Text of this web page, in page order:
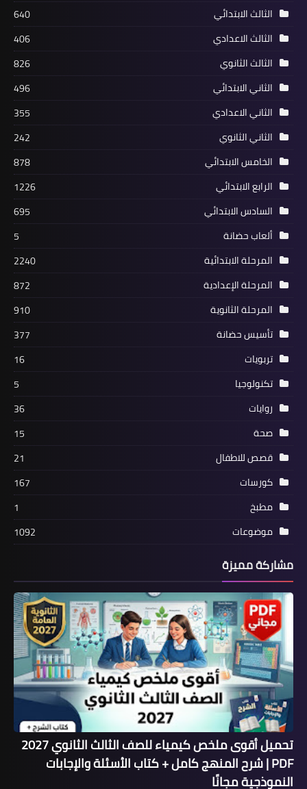
الثالث الابتدائي
640
الثالث الاعدادي
406
الثالث الثانوي
826
الثاني الابتدائي
496
الثاني الاعدادي
355
الثاني الثانوي
242
الخامس الابتدائي
878
الرابع الابتدائي
1226
السادس الابتدائي
695
ألعاب حضانة
5
المرحلة الابتدائية
2240
المرحلة الإعدادية
872
المرحلة الثانوية
910
تأسيس حضانة
377
تربويات
16
تكنولوجيا
5
روايات
36
صحة
15
قصص للاطفال
21
كورسات
167
مطبخ
1
موضوعات
1092
مشاركة مميزة
تحميل أقوى ملخص كيمياء للصف الثالث الثانوي 2027
PDF | شرح المنهج كامل + كتاب الأسئلة والإجابات
النموذجية مجانًا